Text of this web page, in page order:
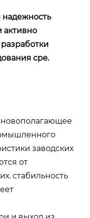
надежность
активно
cpe.
заводских
от
стабильность